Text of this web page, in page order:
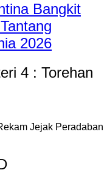
Bangkit
2026
4 : Torehan
Jejak